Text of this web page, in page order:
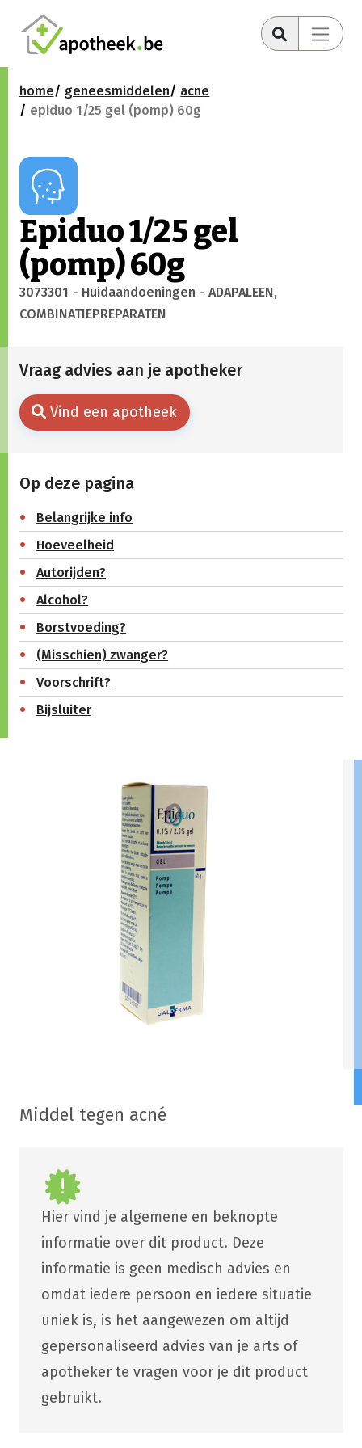
home geneesmiddelen
acne
epiduo 1/25 gel (pomp) 60g
Epiduo 1/25 gel
(pomp) 60g
3073301 - Huidaandoeningen - ADAPALEEN,
COMBINATIEPREPARATEN
Vraag advies aan je apotheker
Vind een apotheek
Op deze pagina
Belangrijke info
Hoeveelheid
Autorijden?
Alcohol?
Borstvoeding?
(Misschien) zwanger?
Voorschrift?
Bijsluiter
Middel tegen acné
Hier vind je algemene en beknopte
informatie over dit product. Deze
informatie is geen medisch advies en
omdat iedere persoon en iedere situatie
uniek is, is het aangewezen om altijd
gepersonaliseerd advies van je arts of
apotheker te vragen voor je dit product
gebruikt.